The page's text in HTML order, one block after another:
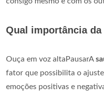
Qual importância
Ouça em voz altaPausarA
fator que possibilita o
emoções positivas e